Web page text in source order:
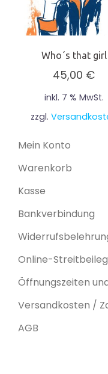
Who´s that girl
45,00 €
inkl. 7 % MwSt.
zzgl.
Mein Konto
Warenkorb
Kasse
Bankverbindung
Online-
Öffnungszeiten
Versandkosten /
AGB